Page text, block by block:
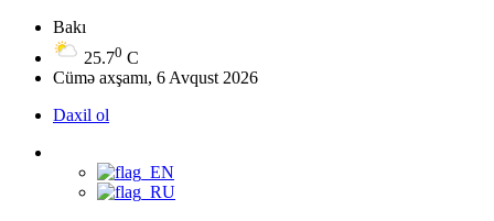
Bakı
25.70 C
Cümə axşamı, 6 Avqust 2026
Daxil ol